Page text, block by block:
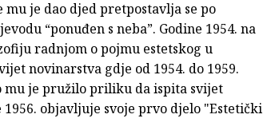
je dao djed pretpostavlja se po
“ponuđen s neba”. Godine 1954. na
radnjom o pojmu estetskog u
novinarstva gdje od 1954. do 1959.
je pružilo priliku da ispita svijet
objavljuje svoje prvo djelo "Estetički